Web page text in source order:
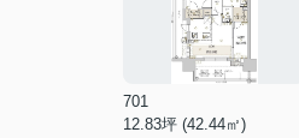
701
12.83坪 (42.44㎡)